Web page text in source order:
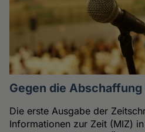
Gegen die
Die erste Ausgabe der
Informationen zur Zeit (MIZ)